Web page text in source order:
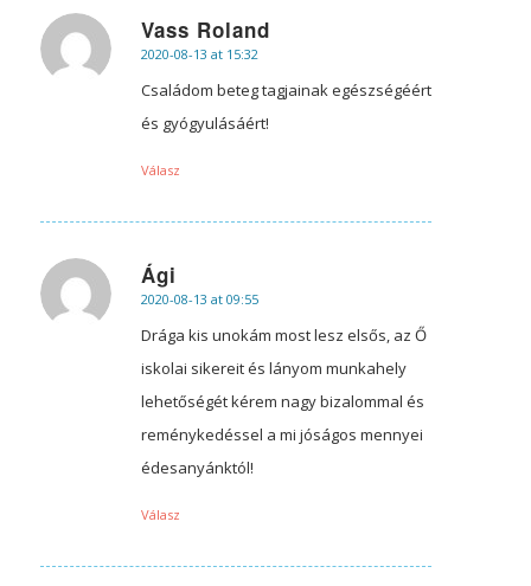
Vass Roland
says:
2020-08-13 at 15:32
Családom beteg tagjainak egészségéért
és gyógyulásáért!
Válasz
Ági
says:
2020-08-13 at 09:55
Drága kis unokám most lesz elsős, az Ő
iskolai sikereit és lányom munkahely
lehetőségét kérem nagy bizalommal és
reménykedéssel a mi jóságos mennyei
édesanyánktól!
Válasz